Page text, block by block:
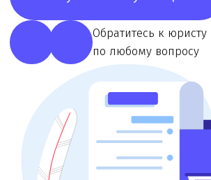
Более 8 лет работы
с мед. организациями
8+
Узкая
специализация,
опытные юристы